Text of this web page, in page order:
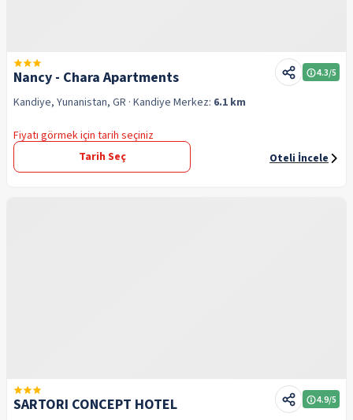
Nancy - Chara Apartments 4.3/5
Kandiye, Yunanistan, GR · Kandiye Merkez: 6.1 km
Fiyatı görmek için tarih seçiniz
Tarih Seç
Oteli İncele
SARTORI CONCEPT HOTEL 4.9/5